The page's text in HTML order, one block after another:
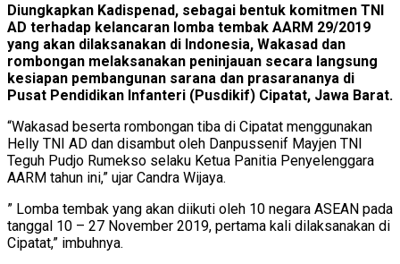
Diungkapkan Kadispenad, sebagai bentuk komitmen TNI
AD terhadap kelancaran lomba tembak AARM 29/2019
yang akan dilaksanakan di Indonesia, Wakasad dan
rombongan melaksanakan peninjauan secara langsung
kesiapan pembangunan sarana dan prasarananya di
Pusat Pendidikan Infanteri (Pusdikif) Cipatat, Jawa Barat.
“Wakasad beserta rombongan tiba di Cipatat menggunakan
Helly TNI AD dan disambut oleh Danpussenif Mayjen TNI
Teguh Pudjo Rumekso selaku Ketua Panitia Penyelenggara
AARM tahun ini,” ujar Candra Wijaya.
” Lomba tembak yang akan diikuti oleh 10 negara ASEAN pada
tanggal 10 – 27 November 2019, pertama kali dilaksanakan di
Cipatat,” imbuhnya.